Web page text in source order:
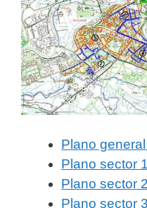
Plano
Plano sector
Plano sector
Plano sector